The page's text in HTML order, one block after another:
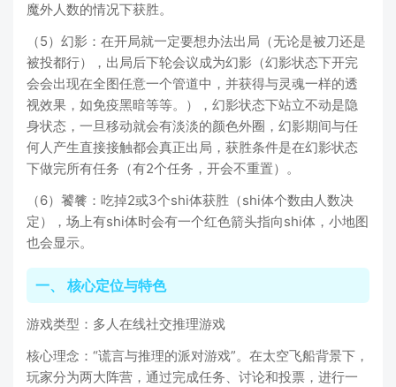
魔外人数的情况下获胜。
（5）幻影：在开局就一定要想办法出局（无论是被刀还是
被投都行），出局后下轮会议成为幻影（幻影状态下开完
会会出现在全图任意一个管道中，并获得与灵魂一样的透
视效果，如免疫黑暗等等。），幻影状态下站立不动是隐
身状态，一旦移动就会有淡淡的颜色外圈，幻影期间与任
何人产生直接接触都会真正出局，获胜条件是在幻影状态
下做完所有任务（有2个任务，开会不重置）。
（6）饕餮：吃掉2或3个shi体获胜（shi体个数由人数决
定），场上有shi体时会有一个红色箭头指向shi体，小地图
也会显示。
一、 核心定位与特色
游戏类型：多人在线社交推理游戏
核心理念：“谎言与推理的派对游戏”。在太空飞船背景下，
玩家分为两大阵营，通过完成任务、讨论和投票，进行一